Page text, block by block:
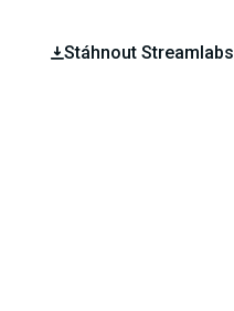
Stáhnout Streamlabs